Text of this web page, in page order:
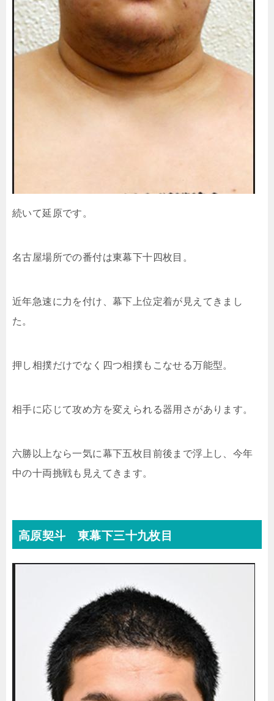
続いて延原です。
名古屋場所での番付は東幕下十四枚目。
近年急速に力を付け、幕下上位定着が見えてきまし
た。
押し相撲だけでなく四つ相撲もこなせる万能型。
相手に応じて攻め方を変えられる器用さがあります。
六勝以上なら一気に幕下五枚目前後まで浮上し、今年
中の十両挑戦も見えてきます。
高原契斗 東幕下三十九枚目